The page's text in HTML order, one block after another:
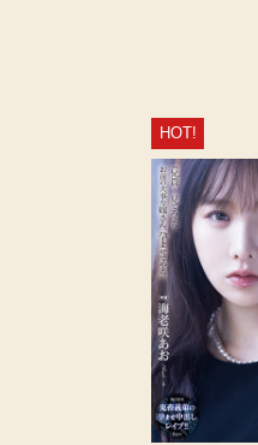
HOT!